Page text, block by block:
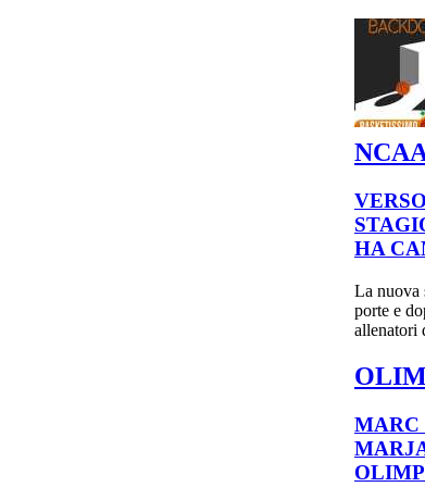
HA
La nuova
porte e
allenatori
MARC